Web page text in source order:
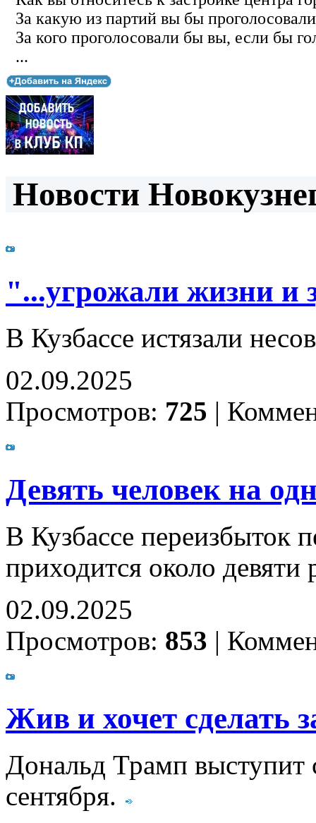
За какую из партий вы бы
За кого проголосовали бы вы, если бы
...
Новости
"...угрожали жизни и
В Кузбассе истязали
02.09.2025
Просмотров: 725 |
Девять человек на
В Кузбассе переизбыток
приходится около
02.09.2025
Просмотров: 853 |
Жив и хочет сделать
Дональд Трамп выступит
сентября.